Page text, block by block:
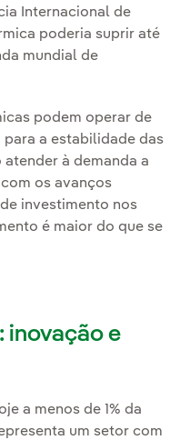
Internacional de
poderia suprir até
mundial de
podem operar de
a estabilidade das
à demanda a
os avanços
investimento nos
é maior do que se
inovação e
a menos de 1% da
um setor com